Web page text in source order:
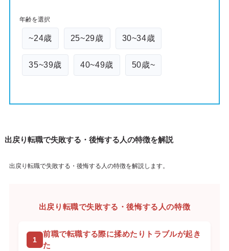
年齢を選択
~24歳 25~29歳 30~34歳
35~39歳 40~49歳 50歳~
出戻り転職で失敗する・後悔する人の特徴を解説
出戻り転職で失敗する・後悔する人の特徴を解説します。
出戻り転職で失敗する・後悔する人の特徴
前職で転職する際に揉めたりトラブルが起き
た